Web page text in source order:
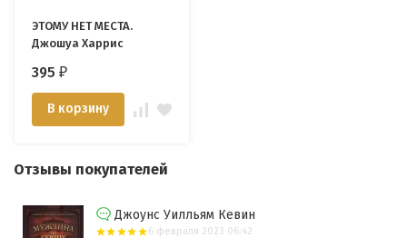
ЭТОМУ НЕТ МЕСТА.
Джошуа Харрис
395 ₽
В корзину
Отзывы покупателей
Джоунс Уилльям Кевин
6 февраля 2023 06:42